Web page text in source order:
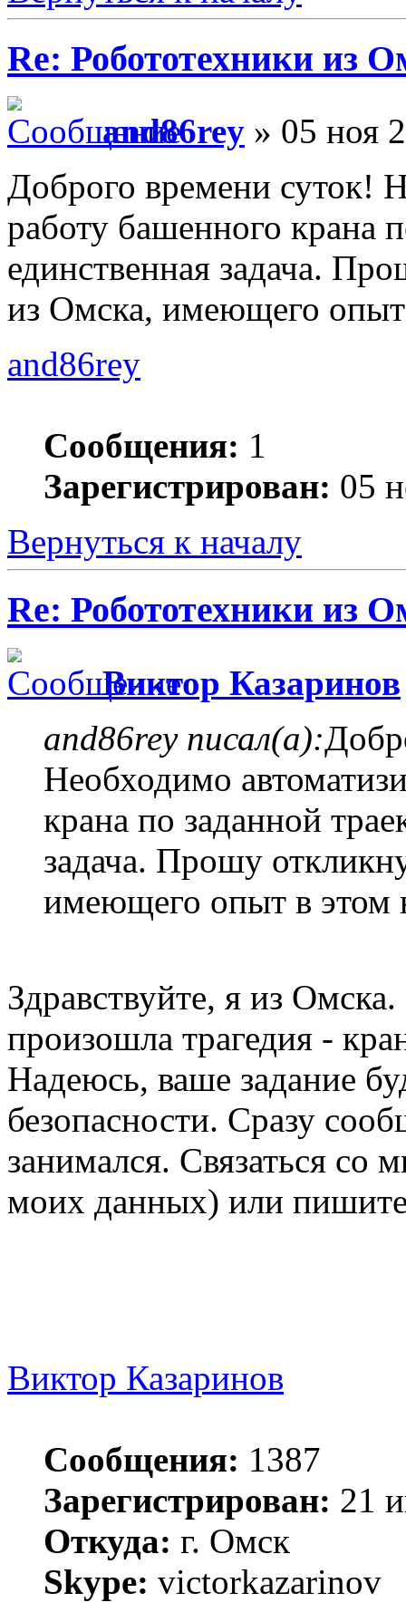
Re: Робототехники из
and86rey » 05 ноя
Доброго времени суток!
работу башенного крана
единственная задача.
из Омска, имеющего опыт
and86rey
Сообщения: 1
Зарегистрирован: 05
Вернуться к началу
Re: Робототехники из
Виктор Казаринов
and86rey писал(а):
Необходимо
крана по заданной
задача. Прошу
имеющего опыт в этом
Здравствуйте, я из
произошла трагедия -
Надеюсь, ваше задание
безопасности. Сразу
занимался. Связаться
моих данных) или
Виктор Казаринов
Сообщения: 1387
Зарегистрирован: 21
Откуда: г. Омск
Skype: victorkazarinov